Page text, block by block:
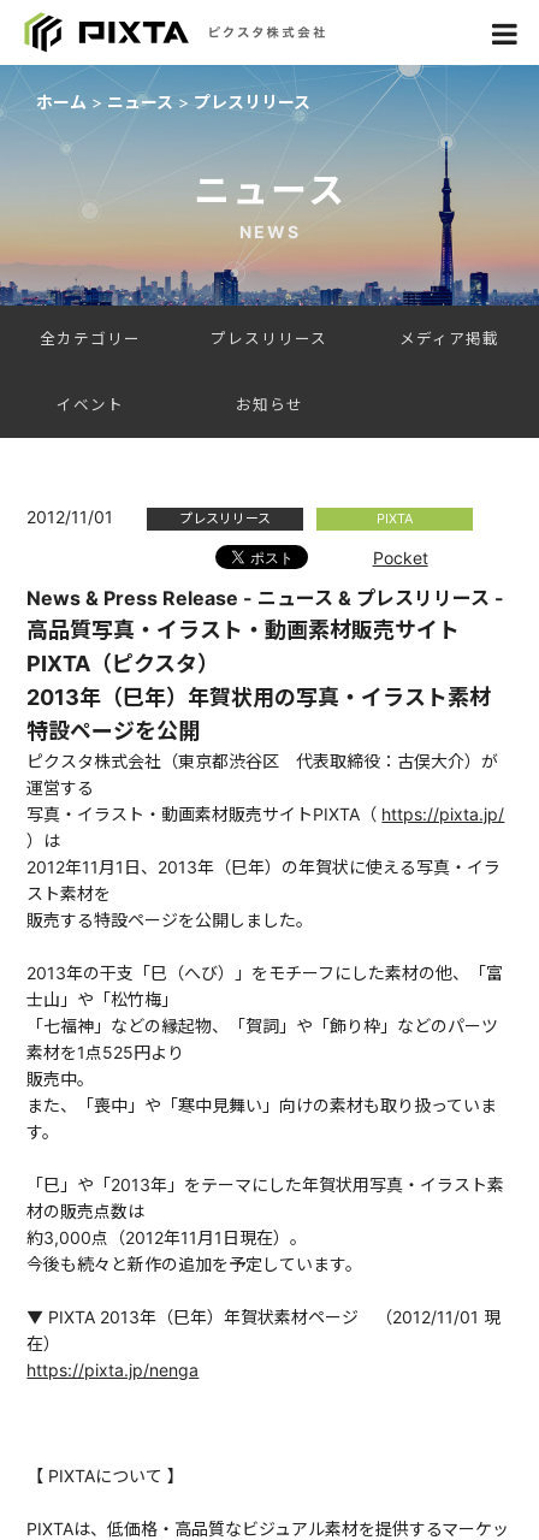
ホーム ニュース プレスリリース
ニュース
NEWS
全カテゴリー プレスリリース メディア掲載
イベント お知らせ
2012/11/01 プレスリリース PIXTA
Pocket
News & Press Release - ニュース & プレスリリース -
高品質写真・イラスト・動画素材販売サイト
PIXTA（ピクスタ）
2013年（巳年）年賀状用の写真・イラスト素材
特設ページを公開
ピクスタ株式会社（東京都渋谷区 代表取締役：古俣大介）が
運営する
写真・イラスト・動画素材販売サイトPIXTA（ https://pixta.jp/
）は
2012年11月1日、2013年（巳年）の年賀状に使える写真・イラ
スト素材を
販売する特設ページを公開しました。
2013年の干支「巳（へび）」をモチーフにした素材の他、「富
士山」や「松竹梅」
「七福神」などの縁起物、「賀詞」や「飾り枠」などのパーツ
素材を1点525円より
販売中。
また、「喪中」や「寒中見舞い」向けの素材も取り扱っていま
す。
「巳」や「2013年」をテーマにした年賀状用写真・イラスト素
材の販売点数は
約3,000点（2012年11月1日現在）。
今後も続々と新作の追加を予定しています。
▼ PIXTA 2013年（巳年）年賀状素材ページ （2012/11/01 現
在）
https://pixta.jp/nenga
【 PIXTAについて 】
PIXTAは、低価格・高品質なビジュアル素材を提供するマーケッ